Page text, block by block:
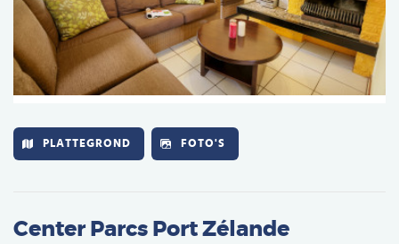
PLATTEGROND FOTO'S
Center Parcs Port Zélande